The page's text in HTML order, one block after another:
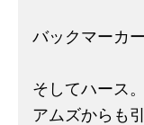
バックマーカ
そしてハース
アムズからも